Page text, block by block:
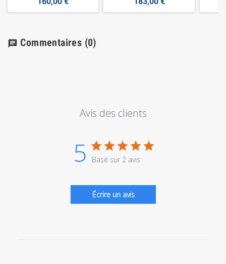
chat Commentaires (0)
Avis des clients
5 Basé sur 2 avis
Écrire un avis